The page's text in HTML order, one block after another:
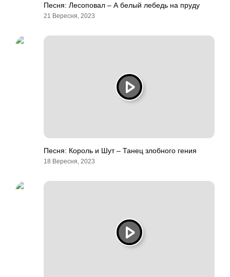
Песня: Лесоповал – А белый лебедь на пруду
21 Вересня, 2023
Песня: Король и Шут – Танец злобного гения
18 Вересня, 2023